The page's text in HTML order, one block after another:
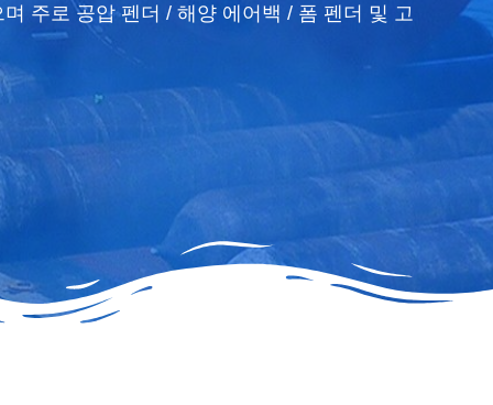
주로 공압 펜더 / 해양 에어백 / 폼 펜더 및 고